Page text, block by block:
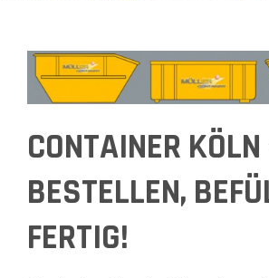
CONTAINER KÖLN
BESTELLEN,
FERTIG!